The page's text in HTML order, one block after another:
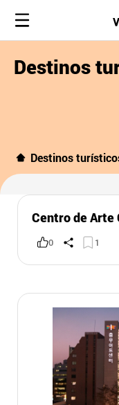
Destinos
Destinos
Centro de Arte
0 1